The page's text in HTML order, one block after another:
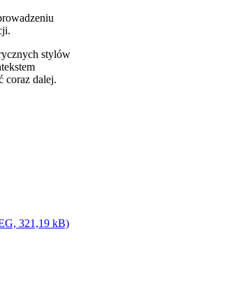
stylów
coraz dalej.
321,19 kB)